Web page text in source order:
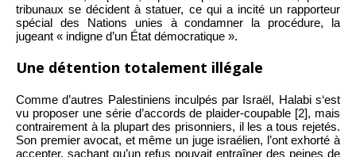
tribunaux se décident à statuer, ce qui a incité un rapporteur
spécial des Nations unies à condamner la procédure, la
jugeant « indigne d’un État démocratique ».
Une détention totalement illégale
Comme d’autres Palestiniens inculpés par Israël, Halabi s‘est
vu proposer une série d’accords de plaider-coupable [2], mais
contrairement à la plupart des prisonniers, il les a tous rejetés.
Son premier avocat, et même un juge israélien, l’ont exhorté à
accepter, sachant qu’un refus pouvait entraîner des peines de